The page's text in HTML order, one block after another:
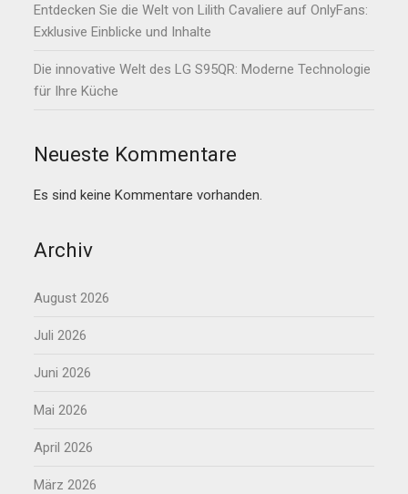
Entdecken Sie die Welt von Lilith Cavaliere auf OnlyFans:
Exklusive Einblicke und Inhalte
Die innovative Welt des LG S95QR: Moderne Technologie
für Ihre Küche
Neueste Kommentare
Es sind keine Kommentare vorhanden.
Archiv
August 2026
Juli 2026
Juni 2026
Mai 2026
April 2026
März 2026